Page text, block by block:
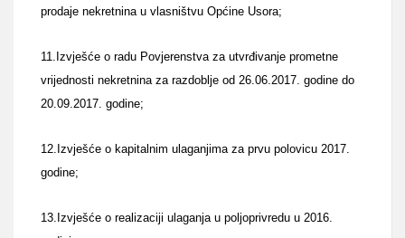
prodaje nekretnina u vlasništvu Općine Usora;
11.Izvješće o radu Povjerenstva za utvrđivanje prometne
vrijednosti nekretnina za razdoblje od 26.06.2017. godine do
20.09.2017. godine;
12.Izvješće o kapitalnim ulaganjima za prvu polovicu 2017.
godine;
13.Izvješće o realizaciji ulaganja u poljoprivredu u 2016.